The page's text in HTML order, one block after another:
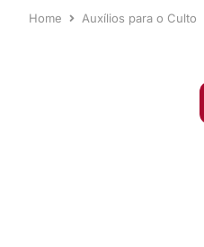
Home Auxílios para o Culto